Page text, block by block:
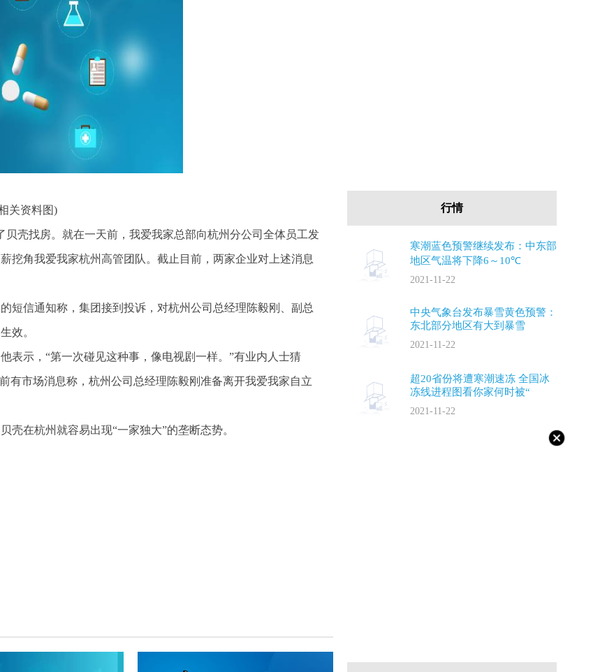
关资料图)
壳找房。就在一天前，我爱我家总部向杭州分公司全体员工发
挖角我爱我家杭州高管团队。截止目前，两家企业对上述消息
短信通知称，集团接到投诉，对杭州公司总经理陈毅刚、副总
效。
表示，“第一次碰见这种事，像电视剧一样。”有业内人士猜
有市场消息称，杭州公司总经理陈毅刚准备离开我爱我家自立
壳在杭州就容易出现“一家独大”的垄断态势。
行情
寒潮蓝色预警继续发布：中东部
地区气温将下降6～10℃
2021-11-22
中央气象台发布暴雪黄色预警：
东北部分地区有大到暴雪
2021-11-22
超20省份将遭寒潮速冻 全国冰
冻线进程图看你家何时被“
2021-11-22